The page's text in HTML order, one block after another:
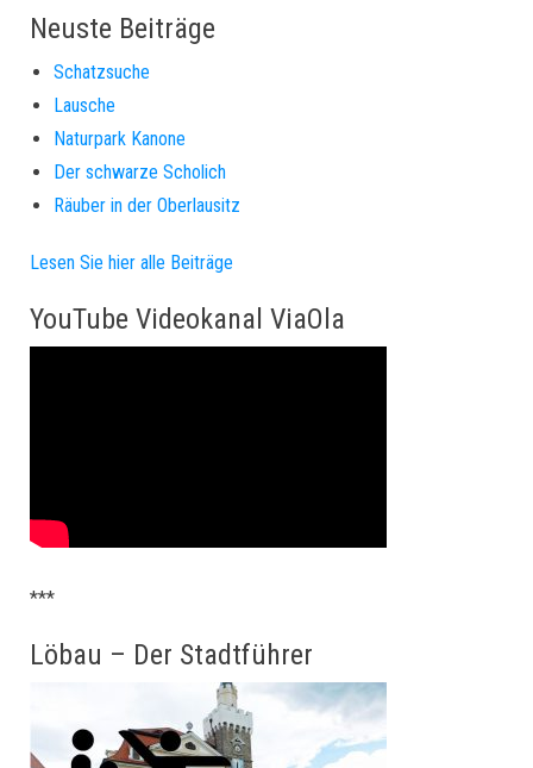
Neuste Beiträge
Schatzsuche
Lausche
Naturpark Kanone
Der schwarze Scholich
Räuber in der Oberlausitz
Lesen Sie hier alle Beiträge
YouTube Videokanal ViaOla
***
Löbau – Der Stadtführer